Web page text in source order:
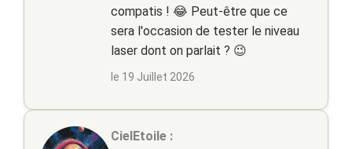
compatis ! 😂 Peut-être que ce
sera l'occasion de tester le niveau
laser dont on parlait ? 😉
le 19 Juillet 2026
CielEtoile :